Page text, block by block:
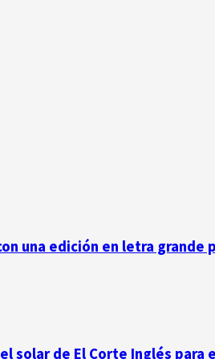
una edición en letra
solar de El Corte Inglés para